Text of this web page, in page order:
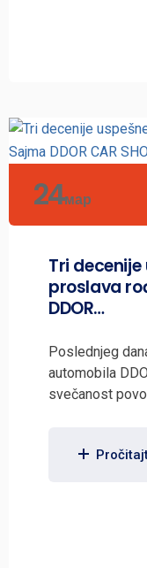
24мар
Tri
proslava
DDOR…
Poslednjeg
automobila
svečanost